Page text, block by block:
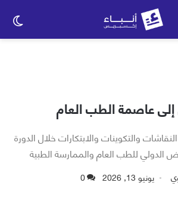
عاصمة الطب العام
والتكوينات والابتكارات خلال الدورة
الدولي للطب العام والممارسة الطبية
يونيو 13, 2026 0